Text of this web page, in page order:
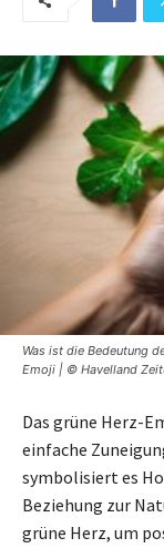
Was ist die Bedeutung
Emoji | © Havelland
Das grüne Herz-
einfache
symbolisiert es
Beziehung zur
grüne Herz, um